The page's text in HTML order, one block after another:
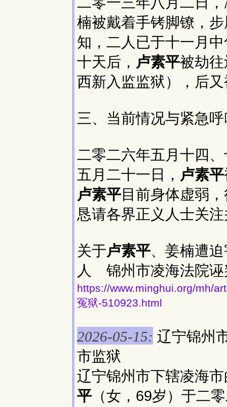
楠被戴着手铐脚镣，
知，二人已于十一月
十天后， 卢素平被劫
西新入监监狱），后
三、当前情况与紧急
二零二六年五月十四
五月二十一日， 卢素平
卢素平目前身体虚弱
恳请各界正义人士关
关于卢素平、姜楠遭
人 锦州市凌海法院诬
https://www.minghui.org/mh/
冤狱-510923.html
2026-05-15: 辽宁锦州
市监狱
辽宁锦州市下辖凌海
平 （女，69岁）于二